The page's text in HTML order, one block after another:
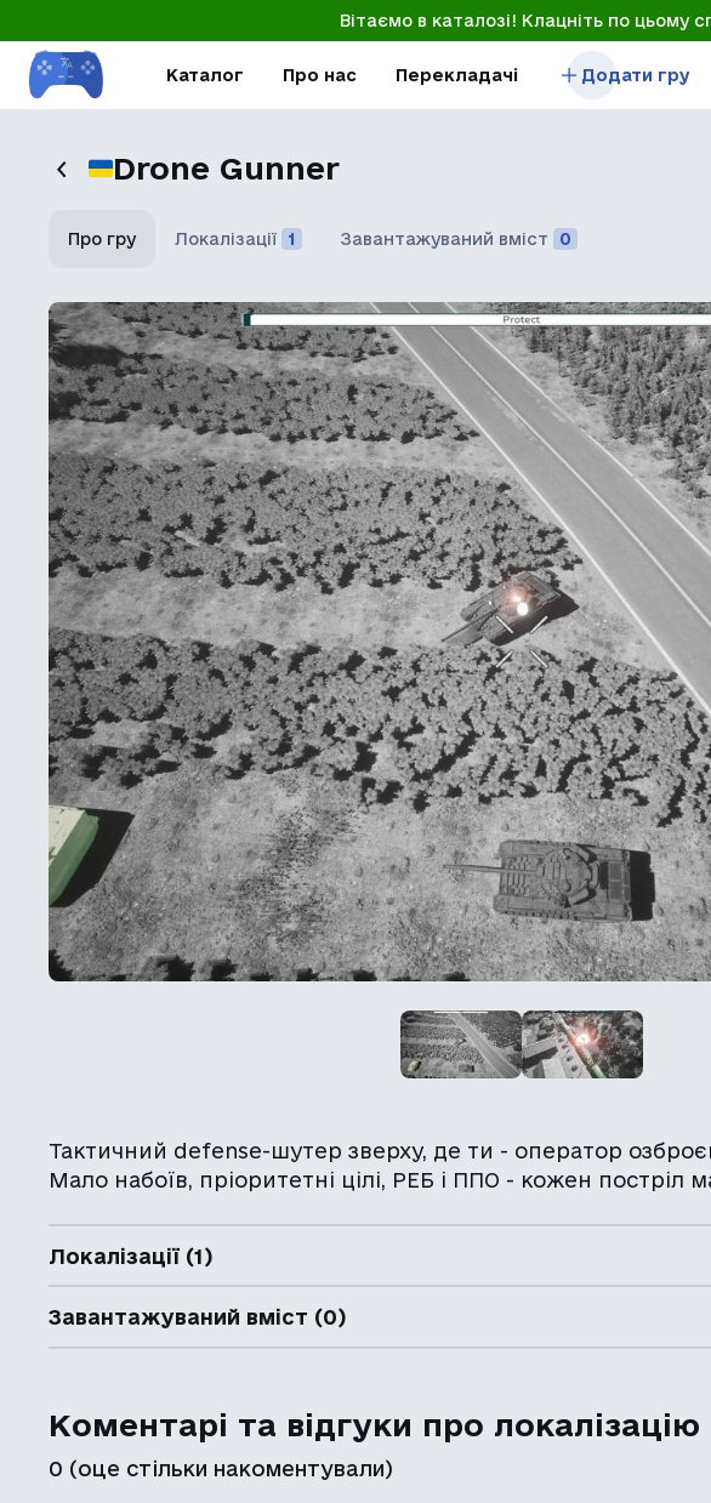
Вітаємо в каталозі! Клацніть по
Каталог Про нас Перекладачі Додати гру
Drone Gunner
Про гру Локалізації 1 Завантажуваний вміст 0
Тактичний defense-шутер зверху, де ти - оператор
Мало набоїв, пріоритетні цілі, РЕБ і ППО - кожен постріл
Локалізації (1)
Завантажуваний вміст (0)
Коментарі та відгуки про локалізацію
0 (оце стільки накоментували)